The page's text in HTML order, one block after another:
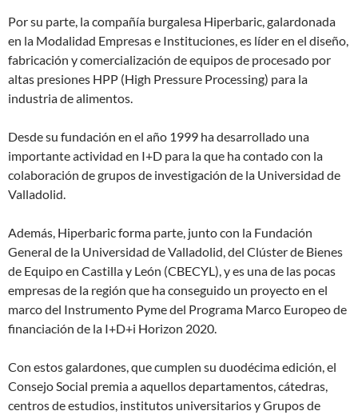
Por su parte, la compañía burgalesa Hiperbaric, galardonada
en la Modalidad Empresas e Instituciones, es líder en el diseño,
fabricación y comercialización de equipos de procesado por
altas presiones HPP (High Pressure Processing) para la
industria de alimentos.
Desde su fundación en el año 1999 ha desarrollado una
importante actividad en I+D para la que ha contado con la
colaboración de grupos de investigación de la Universidad de
Valladolid.
Además, Hiperbaric forma parte, junto con la Fundación
General de la Universidad de Valladolid, del Clúster de Bienes
de Equipo en Castilla y León (CBECYL), y es una de las pocas
empresas de la región que ha conseguido un proyecto en el
marco del Instrumento Pyme del Programa Marco Europeo de
financiación de la I+D+i Horizon 2020.
Con estos galardones, que cumplen su duodécima edición, el
Consejo Social premia a aquellos departamentos, cátedras,
centros de estudios, institutos universitarios y Grupos de